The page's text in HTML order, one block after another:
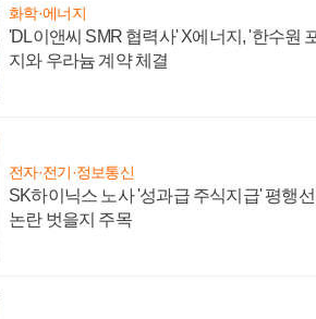
화학·에너지
'DL이앤씨 SMR 협력사' X에너지, '한수원
지와 우라늄 계약 체결
전자·전기·정보통신
SK하이닉스 노사 '성과급 주식지급' 평행
논란 벗을지 주목